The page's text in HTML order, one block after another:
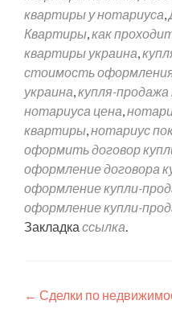
квартиры у нотариуса,
Квартиры,как
квартиры украина,
стоимость
украина,купля-
нотариуса цена,
квартиры,нотариус
оформить договор
оформление договора
оформление купли-
оформление купли-
Закладка ссылка.
← Сделки по